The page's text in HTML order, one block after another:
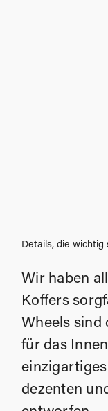
Details, die wichtig
Wir haben
Koffers
Wheels sind
für das
dezenten